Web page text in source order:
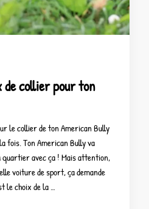
de collier pour ton
le collier de ton American Bully
fois. Ton American Bully va
quartier avec ça ! Mais attention,
voiture de sport, ça demande
le choix de la …